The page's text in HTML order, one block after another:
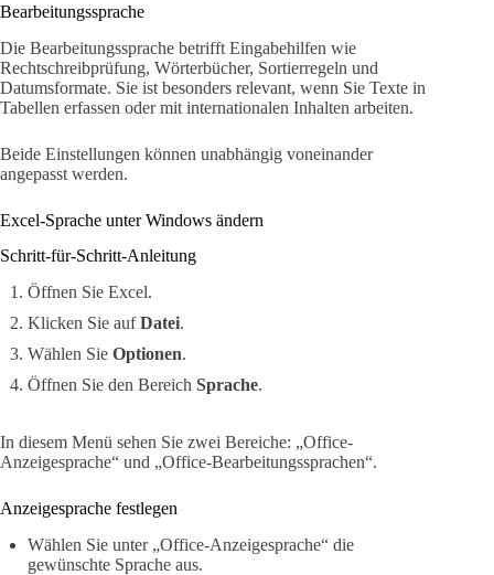
Bearbeitungssprache
Die Bearbeitungssprache betrifft Eingabehilfen wie
Rechtschreibprüfung, Wörterbücher, Sortierregeln und
Datumsformate. Sie ist besonders relevant, wenn Sie Texte in
Tabellen erfassen oder mit internationalen Inhalten arbeiten.
Beide Einstellungen können unabhängig voneinander
angepasst werden.
Excel-Sprache unter Windows ändern
Schritt-für-Schritt-Anleitung
Öffnen Sie Excel.
Klicken Sie aufDatei.
Wählen Sie Optionen.
Öffnen Sie den Bereich Sprache.
In diesem Menü sehen Sie zwei Bereiche: „Office-
Anzeigesprache“ und „Office-Bearbeitungssprachen“.
Anzeigesprache festlegen
Wählen Sie unter „Office-Anzeigesprache“ die
gewünschte Sprache aus.